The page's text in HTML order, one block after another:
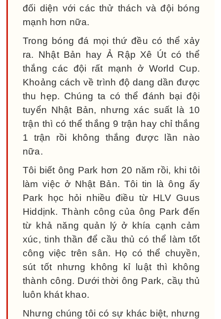
đối diện với các thử thách và đội bóng
mạnh hơn nữa.
Trong bóng đá mọi thứ đều có thể xảy
ra. Nhật Bản hay Ả Rập Xê Út có thể
thắng các đội rất mạnh ở World Cup.
Khoảng cách về trình độ dang dần được
thu hẹp. Chúng ta có thể đánh bại đội
tuyển Nhật Bản, nhưng xác suất là 10
trận thì có thể thắng 9 trận hay chỉ thắng
1 trận rồi không thắng được lần nào
nữa.
Tôi biết ông Park hơn 20 năm rồi, khi tôi
làm việc ở Nhật Bản. Tôi tin là ông ấy
Park học hỏi nhiều điều từ HLV Guus
Hiddịnk. Thành công của ông Park đến
từ khả năng quản lý ở khía cạnh cảm
xúc, tinh thần để cầu thủ có thể làm tốt
công việc trên sân. Họ có thể chuyền,
sút tốt nhưng không kỉ luật thì không
thành công. Dưới thời ông Park, cầụ thủ
luôn khát khao.
Nhưng chúng tôi có sự khác biệt, nhưng